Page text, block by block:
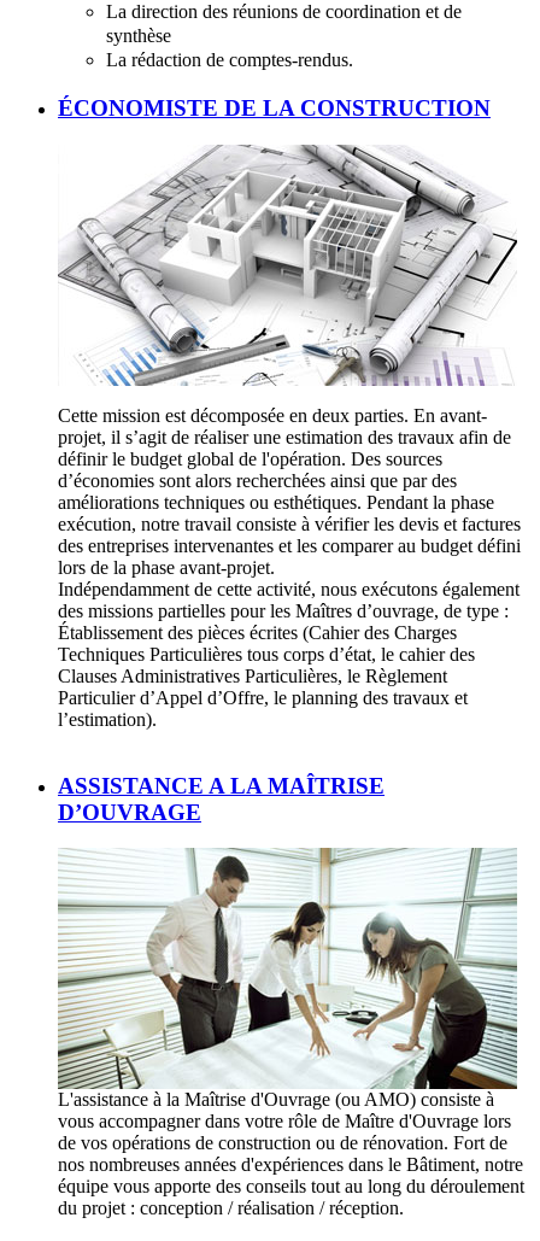
La direction des réunions de coordination et de
synthèse
La rédaction de comptes-rendus.
ÉCONOMISTE DE LA CONSTRUCTION
Cette mission est décomposée en deux parties. En avant-
projet, il s’agit de réaliser une estimation des travaux afin de
définir le budget global de l'opération. Des sources
d’économies sont alors recherchées ainsi que par des
améliorations techniques ou esthétiques. Pendant la phase
exécution, notre travail consiste à vérifier les devis et factures
des entreprises intervenantes et les comparer au budget défini
lors de la phase avant-projet.
Indépendamment de cette activité, nous exécutons également
des missions partielles pour les Maîtres d’ouvrage, de type :
Établissement des pièces écrites (Cahier des Charges
Techniques Particulières tous corps d’état, le cahier des
Clauses Administratives Particulières, le Règlement
Particulier d’Appel d’Offre, le planning des travaux et
l’estimation).
ASSISTANCE A LA MAÎTRISE
D’OUVRAGE
L'assistance à la Maîtrise d'Ouvrage (ou AMO) consiste à
vous accompagner dans votre rôle de Maître d'Ouvrage lors
de vos opérations de construction ou de rénovation. Fort de
nos nombreuses années d'expériences dans le Bâtiment, notre
équipe vous apporte des conseils tout au long du déroulement
du projet : conception / réalisation / réception.